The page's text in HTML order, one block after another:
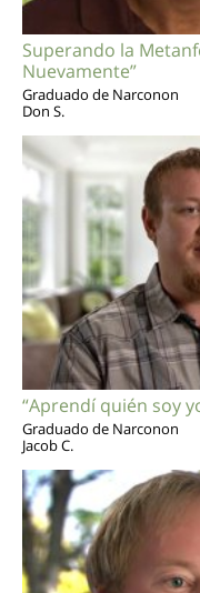
Superando la
Nuevamente”
Graduado de Narconon
Don S.
“Aprendí quién soy
Graduado de Narconon
Jacob C.